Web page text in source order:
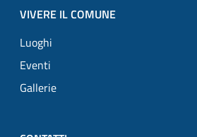
VIVERE IL COMUNE
Luoghi
Eventi
Gallerie